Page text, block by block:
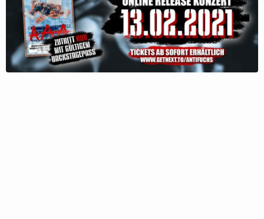
About Posts Guestbook Shop